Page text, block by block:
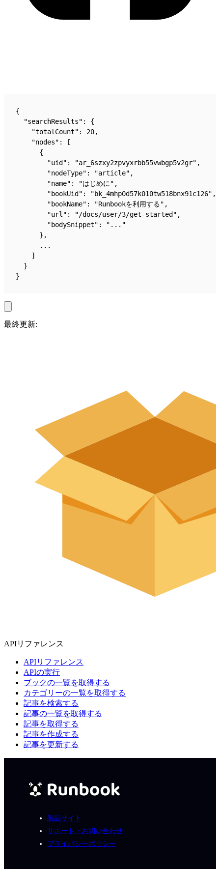
{
  "searchResults": {
    "totalCount": 20,
    "nodes": [
      {
        "uid": "ar_6szxy2zpvyxrbb55vwbgp5v2gr",
        "nodeType": "article",
        "name": "はじめに",
        "bookUid": "bk_4mhp0d57k010tw518bnx91c126",
        "bookName": "Runbookを利用する",
        "url": "/docs/user/3/get-started",
        "bodySnippet": "..."
      },
      ...
    ]
  }
}
最終更新:
APIリファレンス
APIリファレンス
APIの実行
ブックの一覧を取得する
カテゴリーの一覧を取得する
記事を検索する
記事の一覧を取得する
記事を取得する
記事を作成する
記事を更新する
製品サイト
サポート・お問い合わせ
プライバシーポリシー